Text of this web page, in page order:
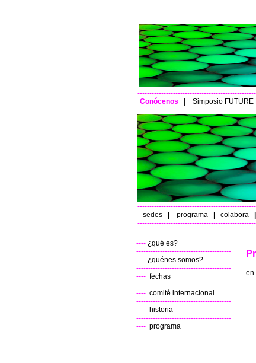
Conócenos
Simposio FUTURE
sedes
programa| colabora
---- ¿qué es?
----------------------------------------
---- ¿quénes somos?
----------------------------------------
---- fechas
----------------------------------------
---- comité internacional
----------------------------------------
---- historia
----------------------------------------
---- programa
----------------------------------------
en